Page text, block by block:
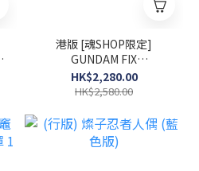
港版 [魂SHOP限定]
GUNDAM FIX
FIGURATION METAL
COMPOSITE 馬沙專用高機
HK$2,280.00
HK$2,580.00